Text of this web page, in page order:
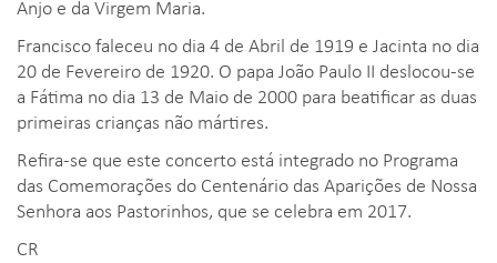
Anjo e da Virgem Maria.
Francisco faleceu no dia 4 de Abril de 1919 e Jacinta no dia
20 de Fevereiro de 1920. O papa João Paulo II deslocou-se
a Fátima no dia 13 de Maio de 2000 para beatificar as duas
primeiras crianças não mártires.
Refira-se que este concerto está integrado no Programa
das Comemorações do Centenário das Aparições de Nossa
Senhora aos Pastorinhos, que se celebra em 2017.
CR